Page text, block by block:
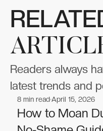
Readers always
latest trends and
Sex Toys
Sex Toys
8 min readApril 15, 2026
How to Moan